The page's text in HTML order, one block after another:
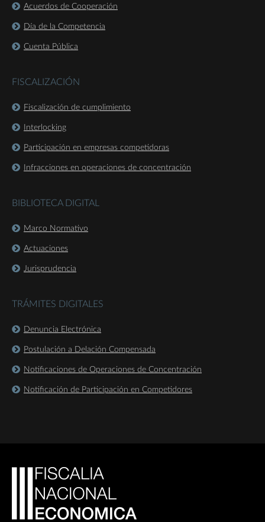
Acuerdos de Cooperación
Día de la Competencia
Cuenta Pública
FISCALIZACIÓN
Fiscalización de cumplimiento
Interlocking
Participación en empresas competidoras
Infracciones en operaciones de concentración
BIBLIOTECA DIGITAL
Marco Normativo
Actuaciones
Jurisprudencia
TRÁMITES DIGITALES
Denuncia Electrónica
Postulación a Delación Compensada
Notificaciones de Operaciones de Concentración
Notificación de Participación en Competidores